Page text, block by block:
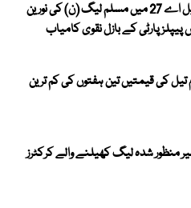
آزاد کشمیر الیکشن ، ایل اے 27 میں مسلم لیگ (ن) کی نورین
کی قیمتیں تین ہفتوں کی کم ترین
منظور شدہ لیگ کھیلنے والے کرکٹرز